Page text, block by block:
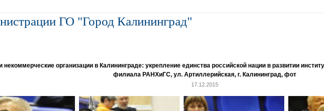
ГО "Город Калининград"
организации в Калининграде: укрепление единства российской нации в развитии
филиала РАНХиГС, ул. Артиллерийская, г. Калининград, фот
17.12.2015